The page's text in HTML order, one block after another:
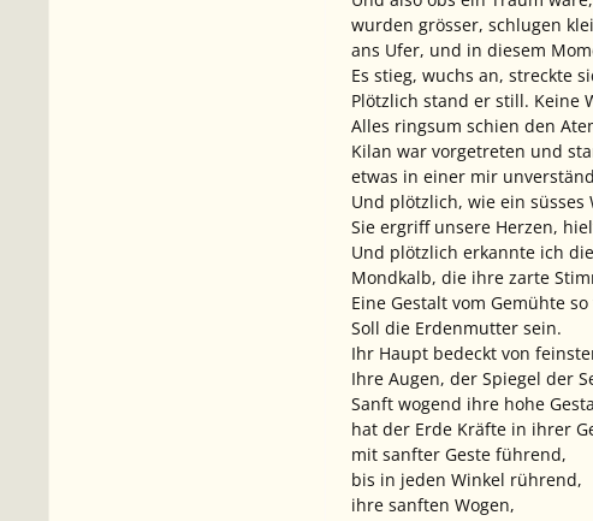
wurden grösser, schlugen
ans Ufer, und in diesem
Es stieg, wuchs an, streckte
Plötzlich stand er still. Keine
Alles ringsum schien den
Kilan war vorgetreten und
etwas in einer mir
Und plötzlich, wie ein
Sie ergriff unsere Herzen,
Und plötzlich erkannte ich
Mondkalb, die ihre zarte
Eine Gestalt vom Gemühte
Soll die Erdenmutter sein.
Ihr Haupt bedeckt von
Ihre Augen, der Spiegel der
Sanft wogend ihre hohe
hat der Erde Kräfte in ihrer
mit sanfter Geste führend,
bis in jeden Winkel rührend,
ihre sanften Wogen,